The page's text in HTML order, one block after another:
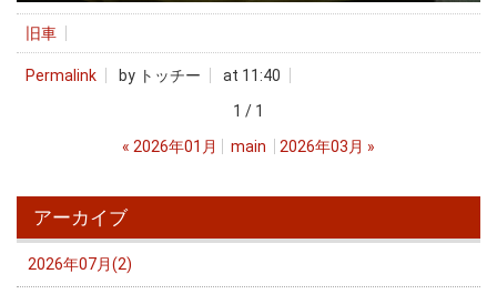
旧車
Permalink by トッチー
at 11:40
1 / 1
« 2026年01月 main 2026年03月 »
アーカイブ
2026年07月(2)